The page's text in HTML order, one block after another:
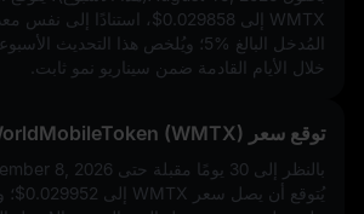
WMTX إلى
$0.029858، استنادًا إلى نفس
المُدخل البالغ 5%؛ ويُلخص هذا التحديث
خلال الأيام القادمة ضمن سيناريو نمو ثابت.
توقع سعر WorldMobileToken (WMTX) خلال 30 يومًا
يُتوقع أن يصل سعر WMTX إلى
$0.029952؛